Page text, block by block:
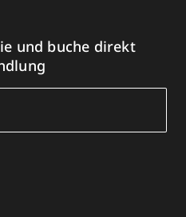
und buche direkt